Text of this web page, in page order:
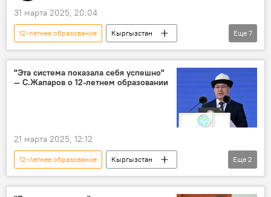
31 марта 2025, 20:04
12-летнее образование
Кыргызстан
образование
переход
трудность
перспективы
реформы
Аналитика
обзор
Еще 7
"Эта система показала себя успешно"
— С.Жапаров о 12-летнем образовании
21 марта 2025, 12:12
12-летнее образование
Кыргызстан
Садыр Жапаров
переход
Еще 2